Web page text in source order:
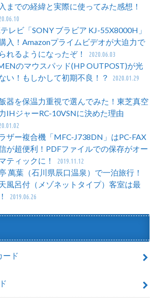
までの経緯と実際に使ってみた感想！
レビ「SONY ブラビア KJ-55X8000H」
入！Amazonプライムビデオが大迫力で
れるようになったぞ！
2020.06.03
のマウスパッド(HP OUTPOST)が光
い！もしかして初期不良！？
2020.01.29
器を保温力重視で選んでみた！東芝真空
IHジャーRC-10VSNに決めた理由
ザー複合機「MFC-J738DN」はPC-FAX
が超便利！PDFファイルでの保存がオー
ティックに！
2019.11.12
萬葉（石川県辰口温泉）で一泊旅行！
風呂付（メゾネットタイプ）客室は最
2019.06.26
ード